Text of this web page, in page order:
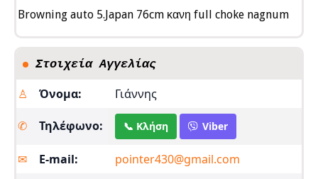
Browning auto 5.Japan 76cm κανη full choke nagnum
Στοιχεία Αγγελίας
♙ Όνομα: Γιάννης
✆ Τηλέφωνο: 📞 Κλήση Viber
✉︎ E-mail:
pointer430@gmail.com